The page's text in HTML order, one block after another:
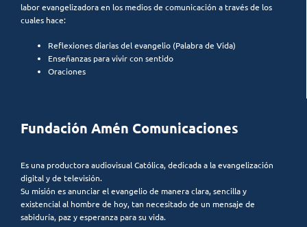
labor evangelizadora en los medios de comunicación a través de los
cuales hace:
Reflexiones diarias del evangelio (Palabra de Vida)
Enseñanzas para vivir con sentido
Oraciones
Fundación Amén Comunicaciones
Es una productora audiovisual Católica, dedicada a la evangelización
digital y de televisión.
Su misión es anunciar el evangelio de manera clara, sencilla y
existencial al hombre de hoy, tan necesitado de un mensaje de
sabiduría, paz y esperanza para su vida.